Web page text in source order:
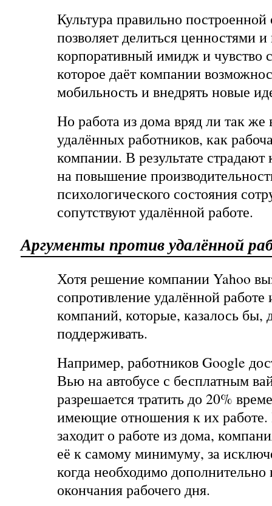
Культура правильно построенной
позволяет делиться ценностями и
корпоративный имидж и чувство
которое даёт компании
мобильность и внедрять новые
Но работа из дома вряд ли так же
удалённых работников, как
компании. В результате
на повышение
психологического состояния
сопутствуют удалённой работе.
Аргументы против удалённой
Хотя решение компании Yahoo
сопротивление удалённой работе
компаний, которые, казалось бы,
поддерживать.
Например, работников Google
Вью на автобусе с бесплатным
разрешается тратить до 20%
имеющие отношения к их работе.
заходит о работе из дома,
её к самому минимуму, за
когда необходимо дополнительно
окончания рабочего дня.